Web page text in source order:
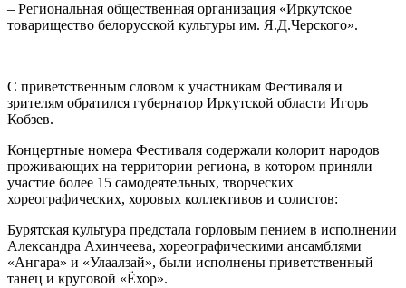
– Региональная общественная организация «Иркутское
товарищество белорусской культуры им. Я.Д.Черского».
С приветственным словом к участникам Фестиваля и
зрителям обратился губернатор Иркутской области Игорь
Кобзев.
Концертные номера Фестиваля содержали колорит народов
проживающих на территории региона, в котором приняли
участие более 15 самодеятельных, творческих
хореографических, хоровых коллективов и солистов:
Бурятская культура предстала горловым пением в исполнении
Александра Ахинчеева, хореографическими ансамблями
«Ангара» и «Улаалзай», были исполнены приветственный
танец и круговой «Ёхор».